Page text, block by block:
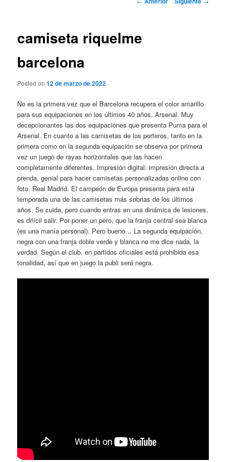
camiseta riquelme
barcelona
Posted on12 de marzo de 2022
No es la primera vez que el Barcelona recupera el color amarillo
para sus equipaciones en los últimos 40 años. Arsenal. Muy
decepcionantes las dos equipaciones que presenta Puma para el
Arsenal. En cuanto a las camisetas de los porteros, tanto en la
primera como en la segunda equipación se observa por primera
vez un juego de rayas horizontales que las hacen
completamente diferentes. Impresión digital: impresión directa a
prenda, genial para hacer camisetas personalizadas online con
foto. Real Madrid. El campeón de Europa presenta para esta
temporada una de las camisetas más sobrias de los últimos
años. Se cuida, pero cuando entras en una dinámica de lesiones,
es difícil salir. Por poner un pero, que la franja central sea blanca
(es una manía personal). Pero bueno… La segunda equipación,
negra con una franja doble verde y blanca no me dice nada, la
verdad. Según el club, en partidos oficiales está prohibida esa
tonalidad, así que en juego la publi será negra.